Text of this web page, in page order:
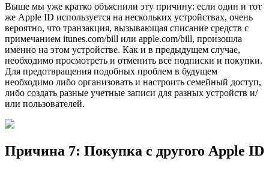
Выше мы уже кратко объяснили эту причину: если один и тот
же Apple ID используется на нескольких устройствах, очень
вероятно, что транзакция, вызывающая списание средств с
примечанием itunes.com/bill или apple.com/bill, произошла
именно на этом устройстве. Как и в предыдущем случае,
необходимо просмотреть и отменить все подписки и покупки.
Для предотвращения подобных проблем в будущем
необходимо либо организовать и настроить семейный доступ,
либо создать разные учетные записи для разных устройств и/
или пользователей.
Причина 7: Покупка с другого Apple ID